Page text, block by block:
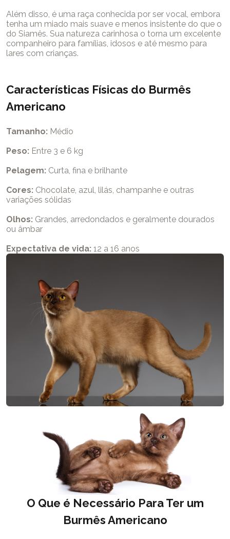
Além disso, é uma raça conhecida por ser vocal, embora
tenha um miado mais suave e menos insistente do que o
do Siamês. Sua natureza carinhosa o torna um excelente
companheiro para famílias, idosos e até mesmo para
lares com crianças.
Características Físicas do Burmês
Americano
Tamanho: Médio
Peso: Entre 3 e 6 kg
Pelagem: Curta, fina e brilhante
Cores: Chocolate, azul, lilás, champanhe e outras
variações sólidas
Olhos: Grandes, arredondados e geralmente dourados
ou âmbar
Expectativa de vida: 12 a 16 anos
O Que é Necessário Para Ter um
Burmês Americano